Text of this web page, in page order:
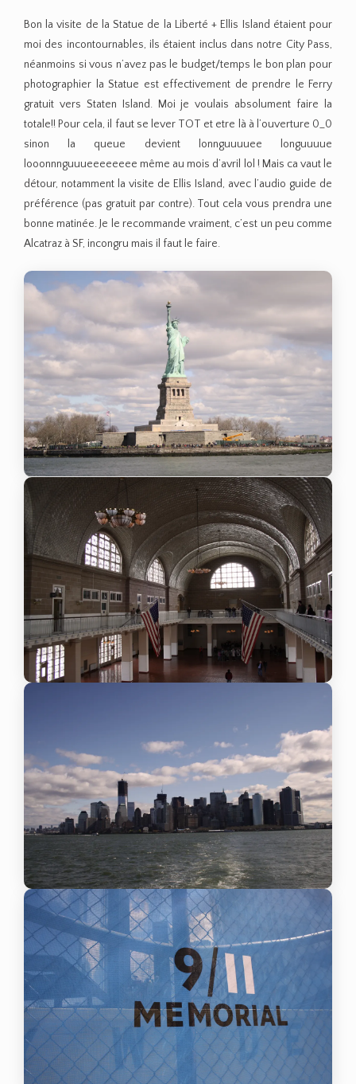
Bon la visite de la Statue de la Liberté + Ellis Island étaient pour
moi des incontournables, ils étaient inclus dans notre City Pass,
néanmoins si vous n’avez pas le budget/temps le bon plan pour
photographier la Statue est effectivement de prendre le Ferry
gratuit vers Staten Island. Moi je voulais absolument faire la
totale!! Pour cela, il faut se lever TOT et etre là à l’ouverture 0_0
sinon la queue devient lonnguuuuee longuuuue
looonnnguuueeeeeeee même au mois d’avril lol ! Mais ca vaut le
détour, notamment la visite de Ellis Island, avec l’audio guide de
préférence (pas gratuit par contre). Tout cela vous prendra une
bonne matinée. Je le recommande vraiment, c’est un peu comme
Alcatraz à SF, incongru mais il faut le faire.